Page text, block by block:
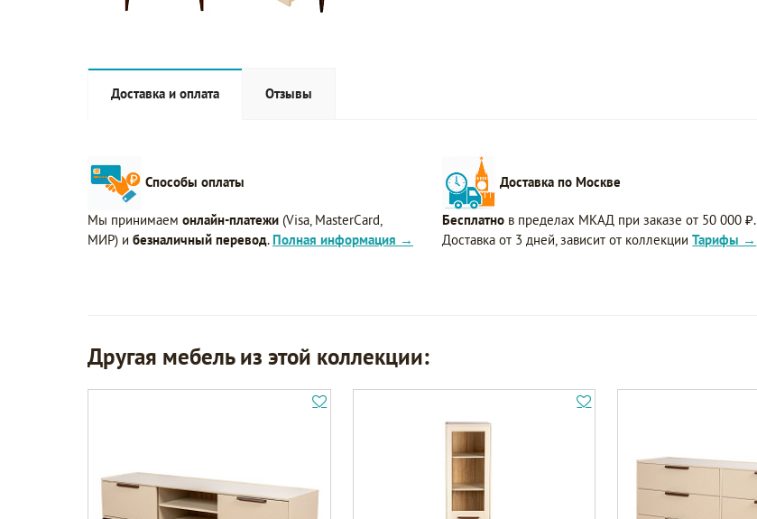
Доставка и оплата Отзывы
Способы оплаты
Мы принимаем онлайн-платежи (Visa, MasterCard,
МИР) и безналичный перевод. Полная информация →
Доставка по Москве
Бесплатно в пределах МКАД при заказе от 50 000 ₽.
Доставка от 3 дней, зависит от коллекцииТарифы →
Другая мебель из этой коллекции: